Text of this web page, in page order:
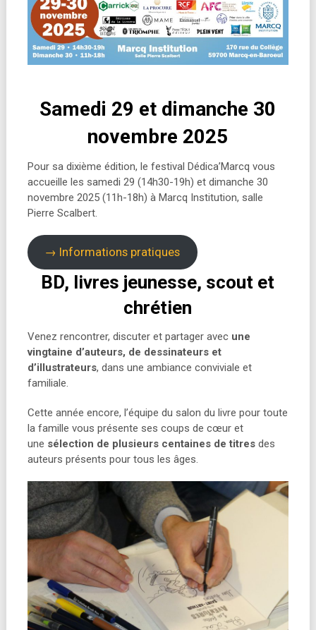
Samedi 29 et dimanche 30
novembre 2025
Pour sa dixième édition, le festival Dédica’Marcq vous
accueille les samedi 29 (14h30-19h) et dimanche 30
novembre 2025 (11h-18h) à Marcq Institution, salle
Pierre Scalbert.
→ Informations pratiques
BD, livres jeunesse, scout et
chrétien
Venez rencontrer, discuter et partager avec une
vingtaine d’auteurs, de dessinateurs et
d’illustrateurs, dans une ambiance conviviale et
familiale.
Cette année encore, l’équipe du salon du livre pour toute
la famille vous présente ses coups de cœur et
une sélection de plusieurs centaines de titresdes
auteurs présents pour tous les âges.